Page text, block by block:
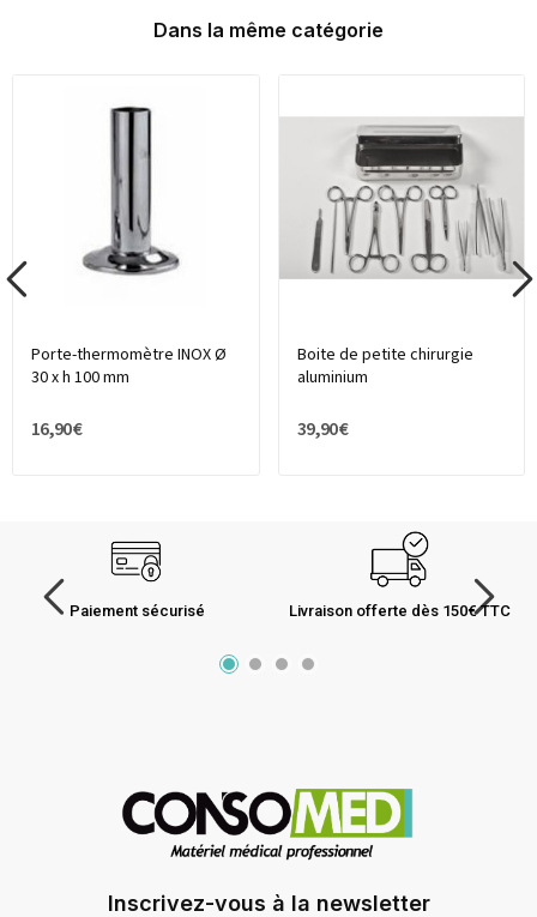
Dans la même catégorie
Porte-thermomètre INOX Ø
30 x h 100 mm
16,90 €
Boite de petite chirurgie
aluminium
39,90 €
Paiement sécurisé Livraison offerte dès 150€ TTC
Inscrivez-vous à la newsletter